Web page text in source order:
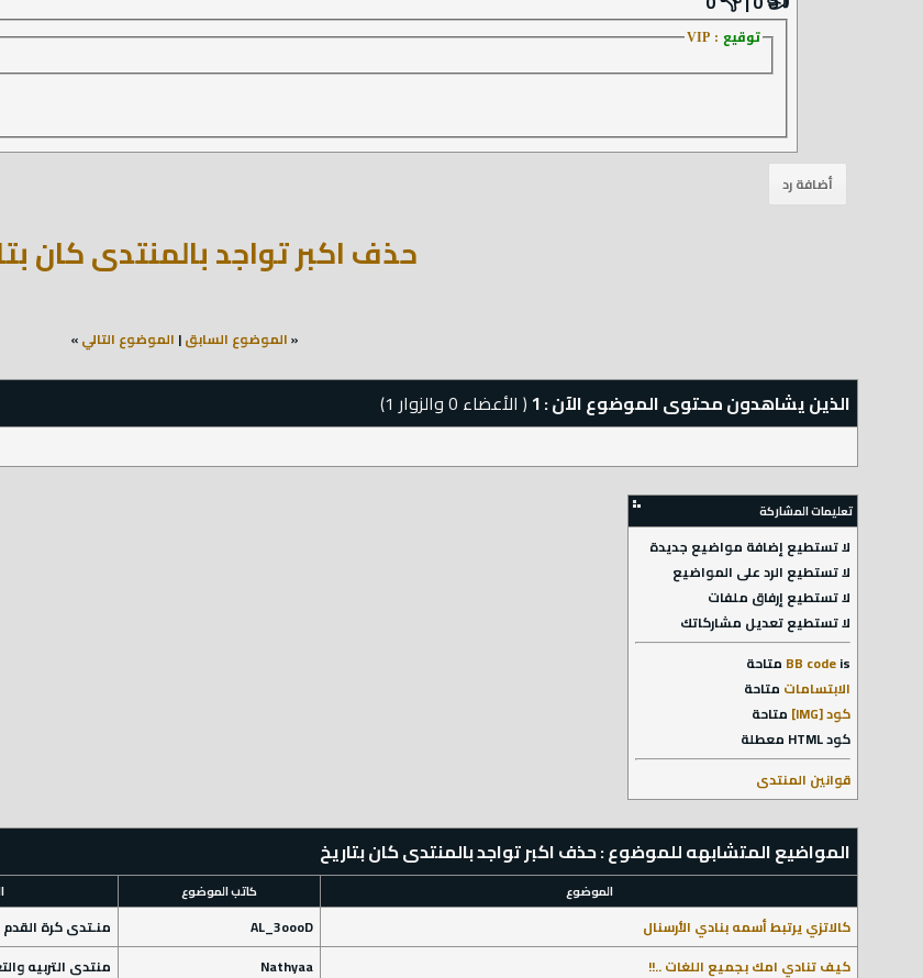
توقيع: VIP
حذف اكبر تواجد بالمنتدى كان
«الموضوع السابق| الموضوع التالي»
الذين يشاهدون محتوى الموضوع الآن : 1 ( الأعضاء 0 والزوار 1)
تعليمات المشاركة
لا تستطيع إضافة مواضيع جديدة
لا تستطيع الرد على المواضيع
لا تستطيع إرفاق ملفات
لا تستطيعتعديل مشاركاتك
BB codeis
متاحة
الابتسامات متاحة
كود [IMG]
متاحة
كود HTML
معطلة
قوانين المنتدى
المواضيع المتشابهه للموضوع : حذف اكبر تواجد بالمنتدى كان بتاريخ
الموضوع كاتب الموضوع
كالاتزي يرتبط أسمه بنادي الأرسنال AL_3oooD منـتدى كرة القدم
كيف تنادي امك بجميع اللغات ..!!
Nathyaa منتدى التربيه